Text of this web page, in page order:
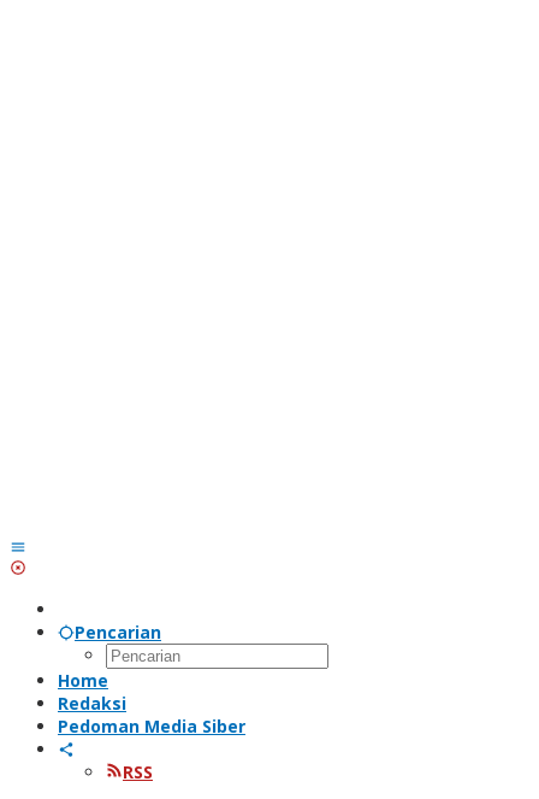
Pencarian
Home
Redaksi
Pedoman Media Siber
RSS